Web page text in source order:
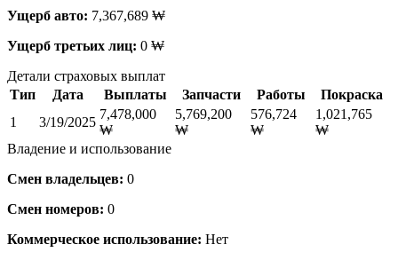
Ущерб авто: 7,367,689 ₩
Ущерб третьих лиц: 0 ₩
Детали страховых выплат
Тип
Дата Выплаты Запчасти Работы
Покраска
1
3/19/2025
7,478,000
₩
5,769,200
₩
576,724
₩
1,021,765
₩
Владение и использование
Смен владельцев: 0
Смен номеров: 0
Коммерческое использование: Нет